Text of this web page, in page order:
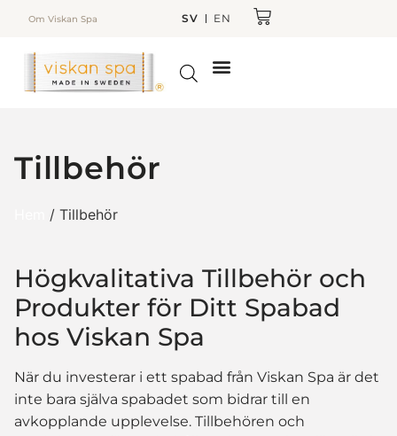
Om Viskan Spa SV EN
Tillbehör
/ Tillbehör
Högkvalitativa Tillbehör och
Produkter för Ditt Spabad
hos Viskan Spa
När du investerar i ett spabad från Viskan Spa är det
inte bara själva spabadet som bidrar till en
avkopplande upplevelse. Tillbehören och